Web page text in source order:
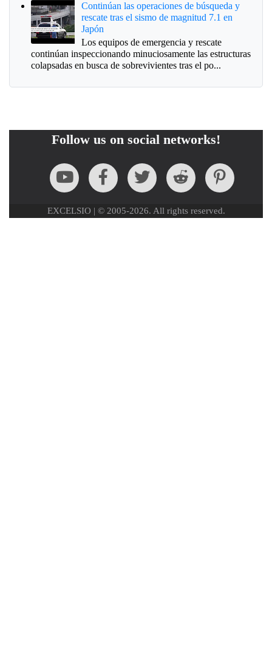
Continúan las operaciones de búsqueda y
rescate tras el sismo de magnitud 7.1 en
Japón
Los equipos de emergencia y rescate
continúan inspeccionando minuciosamente las estructuras
colapsadas en busca de sobrevivientes tras el po...
Follow us on social networks!
EXCELSIO | © 2005-2026. All rights reserved.